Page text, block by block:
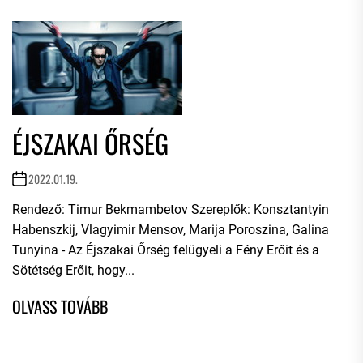
ÉJSZAKAI ŐRSÉG
2022.01.19.
Rendező: Timur Bekmambetov Szereplők: Konsztantyin
Habenszkij, Vlagyimir Mensov, Marija Poroszina, Galina
Tunyina - Az Éjszakai Őrség felügyeli a Fény Erőit és a
Sötétség Erőit, hogy...